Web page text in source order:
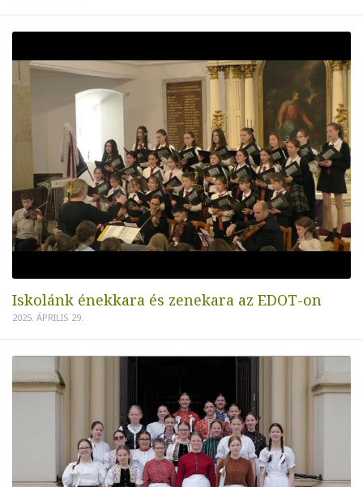
Iskolánk énekkara és zenekara az EDOT-on
2025. ÁPRILIS 29.